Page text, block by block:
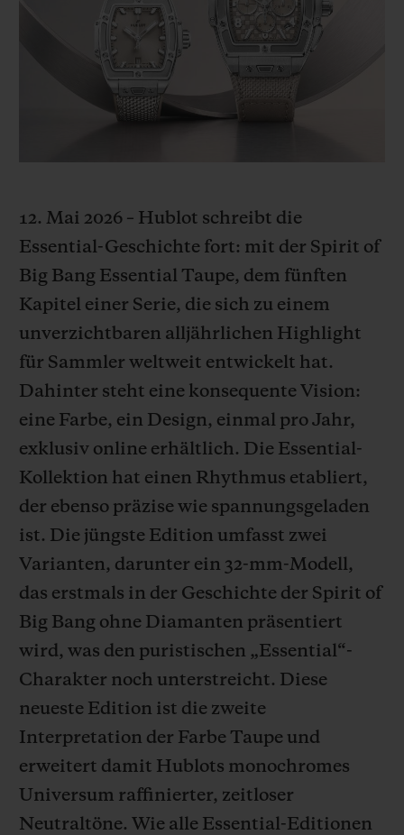
12. Mai 2026 – Hublot schreibt die
Essential-Geschichte fort: mit der Spirit of
Big Bang Essential Taupe, dem fünften
Kapitel einer Serie, die sich zu einem
unverzichtbaren alljährlichen Highlight
für Sammler weltweit entwickelt hat.
Dahinter steht eine konsequente Vision:
eine Farbe, ein Design, einmal pro Jahr,
exklusiv online erhältlich. Die Essential-
Kollektion hat einen Rhythmus etabliert,
der ebenso präzise wie spannungsgeladen
ist. Die jüngste Edition umfasst zwei
Varianten, darunter ein 32-mm-Modell,
das erstmals in der Geschichte der Spirit of
Big Bang ohne Diamanten präsentiert
wird, was den puristischen „Essential“-
Charakter noch unterstreicht. Diese
neueste Edition ist die zweite
Interpretation der Farbe Taupe und
erweitert damit Hublots monochromes
Universum raffinierter, zeitloser
Neutraltöne. Wie alle Essential-Editionen
SUMMER MULTI-
BIG BANG
PEACH CERAMIC
EXKLUSIVE DIENSTLEISTUNGEN
VORAUSSICHTLICHE LIEFERZEIT
SICHERE BEZAHLUNG
GESCHENKBEUTEL
EINE BOUTIQUE FINDEN